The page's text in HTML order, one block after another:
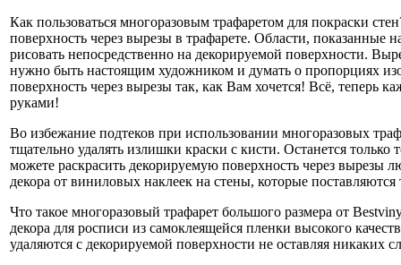
Как пользоваться многоразовым трафаретом для покраски
поверхность через вырезы в трафарете. Области,
рисовать непосредственно на декорируемой поверхности.
нужно быть настоящим художником и думать о пропорциях
поверхность через вырезы так, как Вам хочется! Всё, теперь
руками!
Во избежание подтеков при использовании многоразовых
тщательно удалять излишки краски с кисти. Останется
можете раскрасить декорируемую поверхность через
декора от виниловых наклеек на стены, которые
Что такое многоразовый трафарет большого размера от
декора для росписи из самоклеящейся пленки высокого
удаляются с декорируемой поверхности не оставляя никаких